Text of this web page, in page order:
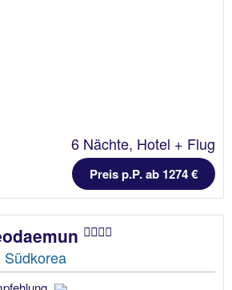
6 Nächte, Hotel + Flug
Preis p.P. ab 1274 €
Südkorea